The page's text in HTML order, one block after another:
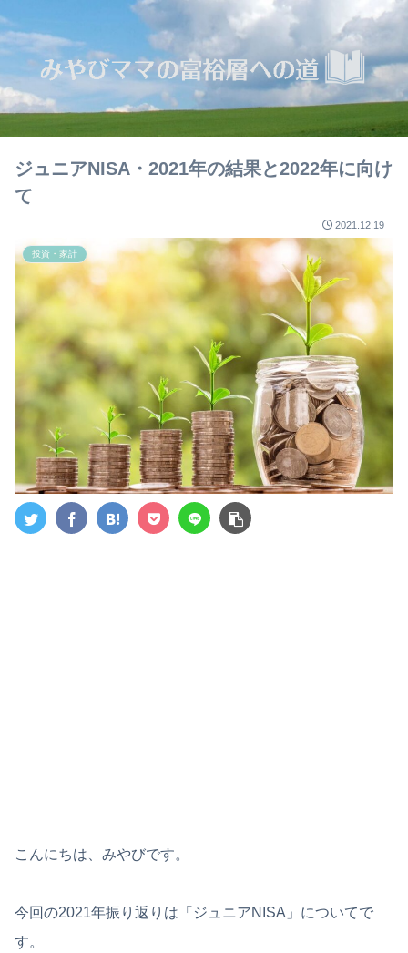
ジュニアNISA・2021年の結果と2022年に向け
て
2021.12.19
投資・家計
こんにちは、みやびです。
今回の2021年振り返りは「ジュニアNISA」についてで
す。